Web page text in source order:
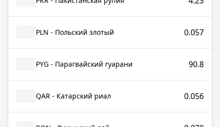
PLN - Польский злотый 0.057
PYG - Парагвайский гуарани 90.8
QAR - Катарский риал 0.056